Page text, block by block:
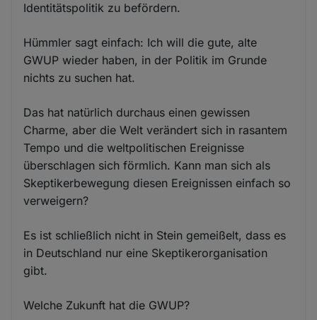
Identitätspolitik zu befördern.
Hümmler sagt einfach: Ich will die gute, alte
GWUP wieder haben, in der Politik im Grunde
nichts zu suchen hat.
Das hat natürlich durchaus einen gewissen
Charme, aber die Welt verändert sich in rasantem
Tempo und die weltpolitischen Ereignisse
überschlagen sich förmlich. Kann man sich als
Skeptikerbewegung diesen Ereignissen einfach so
verweigern?
Es ist schließlich nicht in Stein gemeißelt, dass es
in Deutschland nur eine Skeptikerorganisation
gibt.
Welche Zukunft hat die GWUP?